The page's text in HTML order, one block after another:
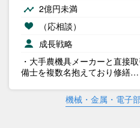
2億円未満
（応相談）
成長戦略
・大手農機具メーカーと直接
備士を複数名抱えており修繕…
機械・金属・電子